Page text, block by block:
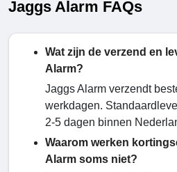
Jaggs Alarm FAQs
Wat zijn de verzend en
Alarm?
Jaggs Alarm verzendt
werkdagen.
2-5 dagen binnen
Waarom werken
Alarm soms niet?